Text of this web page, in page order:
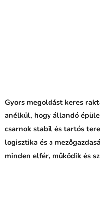
Gyors megoldást keres
anélkül, hogy állandó
csarnok stabil és tartós
logisztika és a
minden elfér, működik és